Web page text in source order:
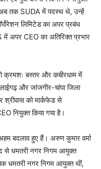
तक SUDA में पदस्थ थे, उन्हें
लिमिटेड का अपर प्रबंध
अपर CEO का अतिरिक्त प्रभार
क्रमशः बस्तर और कबीरधाम में
और जांजगीर-चांपा जिला
श्रीवास को मार्कफेड से
नियुक्त किया गया है।
बदलाव हुए हैं। अरुण कुमार वर्मा
से धमतरी नगर निगम आयुक्त
तक धमतरी नगर निगम आयुक्त थीं,